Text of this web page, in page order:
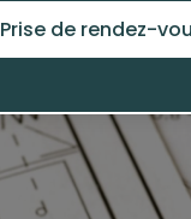
Prise de rendez-